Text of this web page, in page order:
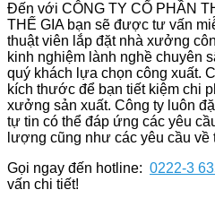
Đến với CÔNG TY CỔ PHẦN
THẾ GIA bạn sẽ được tư vấn
thuật viên lắp đặt nhà xưởng
kinh nghiệm lành nghề chuyên
quý khách lựa chọn công xuất.
kích thước để bạn tiết kiệm chi
xưởng sản xuất. Công ty luôn
tự tin có thể đáp ứng các yêu
lượng cũng như các yêu cầu về
Gọi ngay đến hotline: 0222-3
vấn chi tiết!